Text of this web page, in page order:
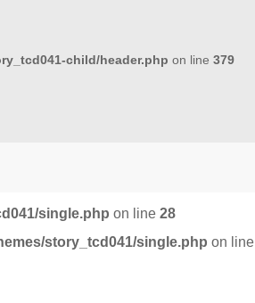
child/header.php on line 379
single.php on line 28
story_tcd041/single.php on line